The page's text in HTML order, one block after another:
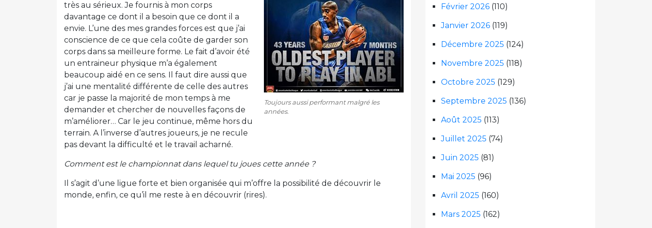
Toujours aussi performant malgré les
années.
très au sérieux. Je fournis à mon corps
davantage ce dont il a besoin que ce dont il a
envie. L’une des mes grandes forces est que j’ai
conscience de ce que cela coûte de garder son
corps dans sa meilleure forme. Le fait d’avoir été
un entraineur physique m’a également
beaucoup aidé en ce sens. Il faut dire aussi que
j’ai une mentalité différente de celle des autres
car je passe la majorité de mon temps à me
demander et chercher de nouvelles façons de
m’améliorer… Car le jeu continue, même hors du
terrain. A l’inverse d’autres joueurs, je ne recule
pas devant la difficulté et le travail acharné.
Comment est le championnat dans lequel tu joues cette année ?
Il s’agit d’une ligue forte et bien organisée qui m’offre la possibilité de découvrir le
monde, enfin, ce qu’il me reste à en découvrir (rires).
Février 2026 (110)
Janvier 2026 (119)
Décembre 2025 (124)
Novembre 2025 (118)
Octobre 2025 (129)
Septembre 2025 (136)
Août 2025 (113)
Juillet 2025 (74)
Juin 2025 (81)
Mai 2025 (96)
Avril 2025 (160)
Mars 2025 (162)